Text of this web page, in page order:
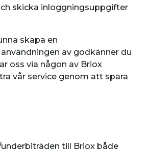
skicka inloggningsuppgifter
skapa en
av godkänner du
oss via någon av Briox
vår service genom att spara
till Briox både